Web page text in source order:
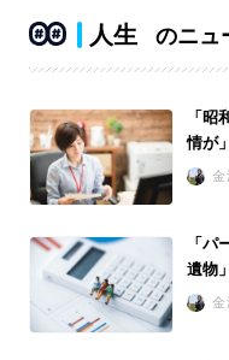
人生 のニュ
「
情が
「パ
遺物